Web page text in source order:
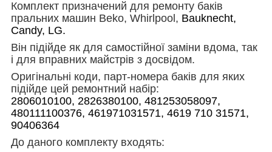
Комплект призначений для ремонту баків
пральних машин Beko, Whirlpool, Bauknecht,
Candy, LG.
Він підійде як для самостійної заміни вдома, так
і для вправних майстрів з досвідом.
Оригінальні коди, парт-номера баків для яких
підійде цей ремонтний набір:
2806010100, 2826380100, 481253058097,
480111100376, 461971031571, 4619 710 31571,
90406364
До даного комплекту входять: